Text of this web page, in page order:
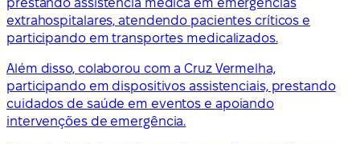
prestando assistência médica em emergências
extrahospitalares, atendendo pacientes críticos e
participando em transportes medicalizados.
Além disso, colaborou com a Cruz Vermelha,
participando em dispositivos assistenciais, prestando
cuidados de saúde em eventos e apoiando
intervenções de emergência.